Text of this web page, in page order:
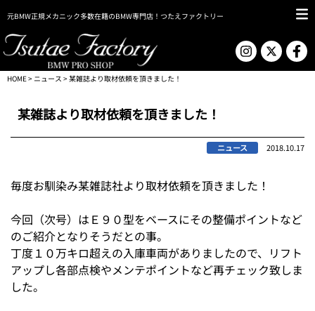
元BMW正規メカニック多数在籍のBMW専門店！つたえファクトリー
HOME> ニュース > 某雑誌より取材依頼を頂きました！
某雑誌より取材依頼を頂きました！
ニュース 2018.10.17
毎度お馴染み某雑誌社より取材依頼を頂きました！
今回（次号）はＥ９０型をベースにその整備ポイントなど
のご紹介となりそうだとの事。
丁度１０万キロ超えの入庫車両がありましたので、リフト
アップし各部点検やメンテポイントなど再チェック致しま
した。